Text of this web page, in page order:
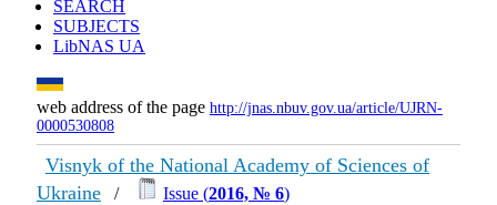
SEARCH
SUBJECTS
LibNAS UA
web address of the page http://jnas.nbuv.gov.ua/article/UJRN-
0000530808
Visnyk of the National Academy of Sciences of
Ukraine / Issue (2016, № 6)